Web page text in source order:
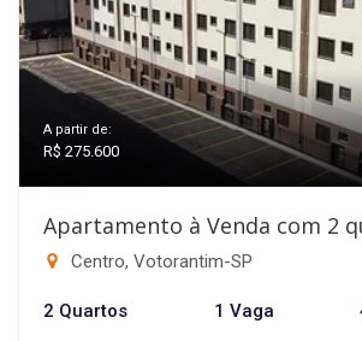
A partir de:
R$ 275.600
Apartamento à Venda com 2
Centro, Votorantim-SP
2 Quartos 1 Vaga